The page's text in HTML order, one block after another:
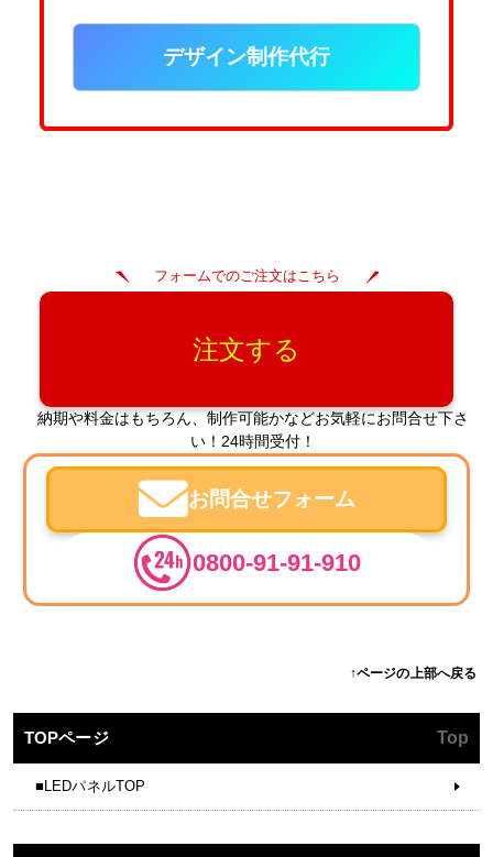
デザイン制作代行
フォームでのご注文はこちら
注文する
納期や料金はもちろん、制作可能かなどお気軽にお問合せ下さ
い！24時間受付！
お問合せフォーム
0800-91-91-910
↑ページの上部へ戻る
TOPページ Top
■LEDパネルTOP